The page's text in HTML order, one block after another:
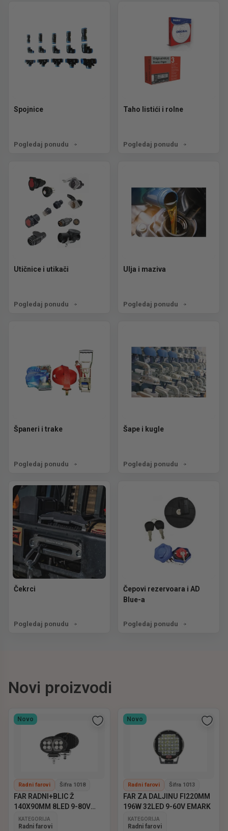
Spojnice
Pogledaj ponudu
Taho listići i rolne
Pogledaj ponudu
Utičnice i utikači
Pogledaj ponudu
Ulja i maziva
Pogledaj ponudu
Španeri i trake
Pogledaj ponudu
Šape i kugle
Pogledaj ponudu
Čekrci
Pogledaj ponudu
Čepovi rezervoara i AD
Blue-a
Pogledaj ponudu
Novi proizvodi
Novo
Radni farovi Šifra 1018
FAR RADNI+BLIC Ž
140X90MM 8LED 9-80V
EMARK
KATEGORIJA
Radni farovi
Novo
Radni farovi Šifra 1013
FAR ZA DALJINU FI220MM
196W 32LED 9-60V EMARK
KATEGORIJA
Radni farovi